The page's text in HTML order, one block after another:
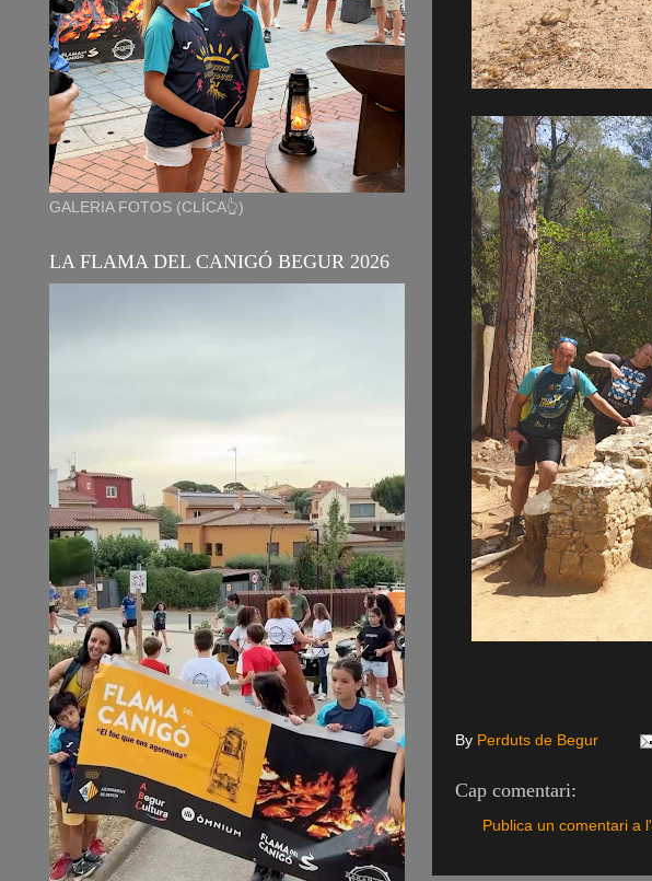
By Perduts de Begur
Cap comentari:
Publica un comentari a
GALERIA FOTOS (CLÍCA👆)
LA FLAMA DEL CANIGÓ BEGUR 2026